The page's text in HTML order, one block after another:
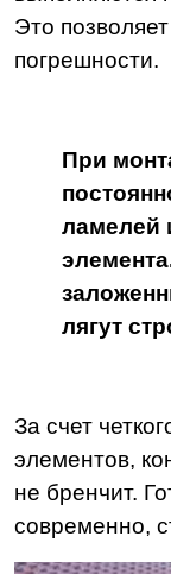
Это
погрешности.
При
ламелей
лягут
За счет
элементов,
не бренчит.
современно,